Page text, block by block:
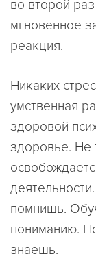
во второй
мгновенное
реакция.
Никаких
умственная
здоровой
здоровье. Не
помнишь.
пониманию.
знаешь.